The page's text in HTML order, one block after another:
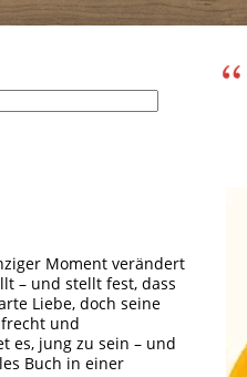
Moment verändert
– und stellt fest, dass
Liebe, doch seine
und
es, jung zu sein – und
Buch in einer